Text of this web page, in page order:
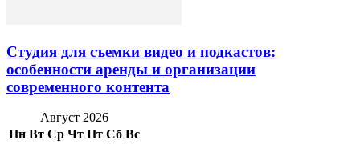
Студия для съемки видео и подкастов:
особенности аренды и организации
современного контента
Август 2026
Пн Вт Ср Чт Пт Сб Вс